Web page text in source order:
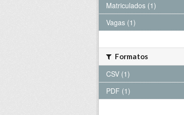
Matriculados (1)
Vagas (1)
Formatos
CSV (1)
PDF (1)